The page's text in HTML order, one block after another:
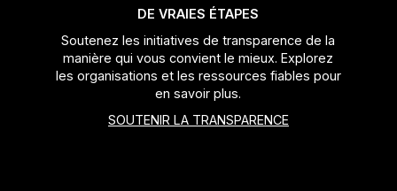
DE VRAIES ÉTAPES
Soutenez les initiatives de transparence de la
manière qui vous convient le mieux. Explorez
les organisations et les ressources fiables pour
en savoir plus.
SOUTENIR LA TRANSPARENCE